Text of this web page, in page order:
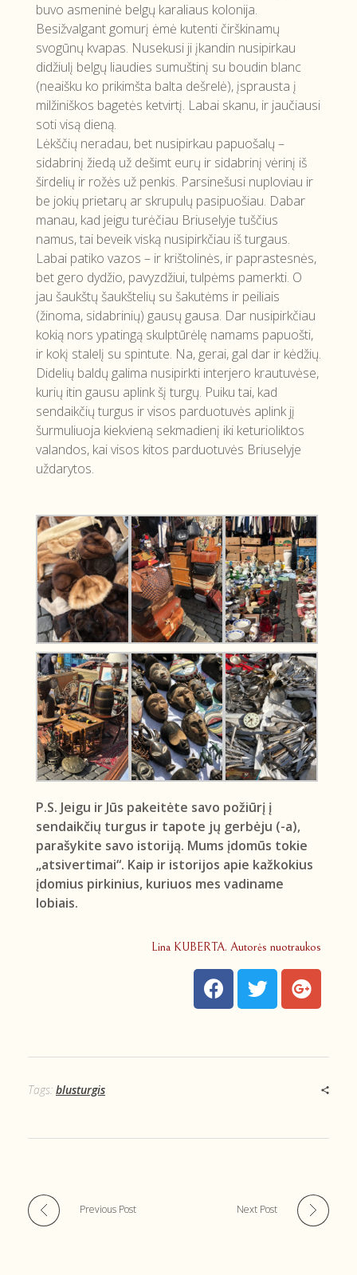
buvo asmeninė belgų karaliaus kolonija.
Besižvalgant gomurį ėmė kutenti čirškinamų
svogūnų kvapas. Nusekusi ji įkandin nusipirkau
didžiulį belgų liaudies sumuštinį su boudin blanc
(neaišku ko prikimšta balta dešrelė), įsprausta į
milžiniškos bagetės ketvirtį. Labai skanu, ir jaučiausi
soti visą dieną.
Lėkščių neradau, bet nusipirkau papuošalų –
sidabrinį žiedą už dešimt eurų ir sidabrinį vėrinį iš
širdelių ir rožės už penkis. Parsinešusi nuploviau ir
be jokių prietarų ar skrupulų pasipuošiau. Dabar
manau, kad jeigu turėčiau Briuselyje tuščius
namus, tai beveik viską nusipirkčiau iš turgaus.
Labai patiko vazos – ir krištolinės, ir paprastesnės,
bet gero dydžio, pavyzdžiui, tulpėms pamerkti. O
jau šaukštų šaukštelių su šakutėms ir peiliais
(žinoma, sidabrinių) gausų gausa. Dar nusipirkčiau
kokią nors ypatingą skulptūrėlę namams papuošti,
ir kokį stalelį su spintute. Na, gerai, gal dar ir kėdžių.
Didelių baldų galima nusipirkti interjero krautuvėse,
kurių itin gausu aplink šį turgų. Puiku tai, kad
sendaikčių turgus ir visos parduotuvės aplink jį
šurmuliuoja kiekvieną sekmadienį iki keturioliktos
valandos, kai visos kitos parduotuvės Briuselyje
uždarytos.
P.S. Jeigu ir Jūs pakeitėte savo požiūrį į
sendaikčių turgus ir tapote jų gerbėju (-a),
parašykite savo istoriją. Mums įdomūs tokie
„atsivertimai“. Kaip ir istorijos apie kažkokius
įdomius pirkinius, kuriuos mes vadiname
lobiais.
Lina KUBERTA. Autorės nuotraukos
Tags: blusturgis
Previous Post Next Post